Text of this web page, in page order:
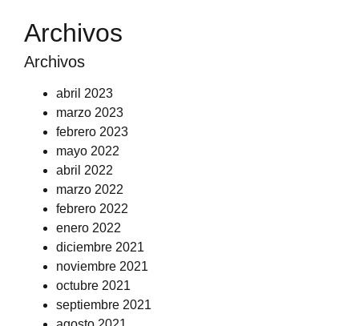
Archivos
Archivos
abril 2023
marzo 2023
febrero 2023
mayo 2022
abril 2022
marzo 2022
febrero 2022
enero 2022
diciembre 2021
noviembre 2021
octubre 2021
septiembre 2021